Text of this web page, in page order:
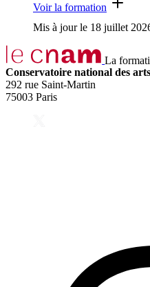
Voir la formation
Mis à jour le 18 juillet
La
Conservatoire national des
292 rue Saint-Martin
75003 Paris